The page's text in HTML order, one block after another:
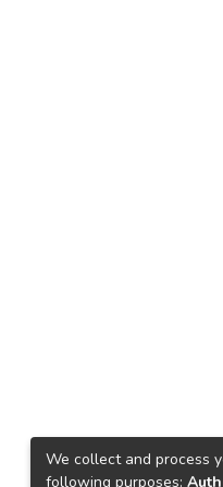
We collect and process
following purposes: